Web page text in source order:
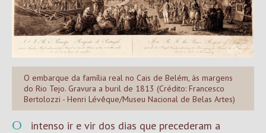
O embarque da família real no Cais de Belém, às margens
do Rio Tejo. Gravura a buril de 1813 (Crédito: Francesco
Bertolozzi - Henri Lévêque/Museu Nacional de Belas Artes)
O intenso ir e vir dos dias que precederam a